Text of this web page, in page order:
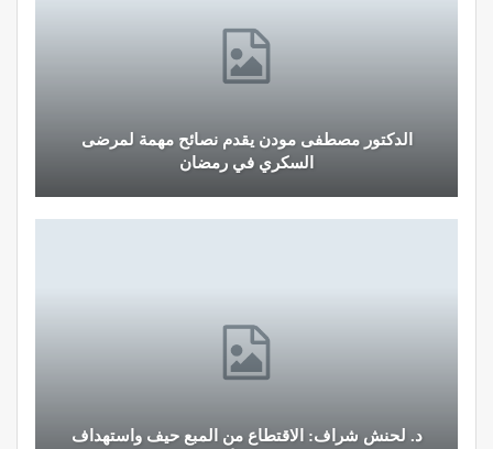
الدكتور مصطفى مودن يقدم نصائح مهمة لمرضى
السكري في رمضان
د. لحنش شراف: الاقتطاع من المبع حيف واستهداف